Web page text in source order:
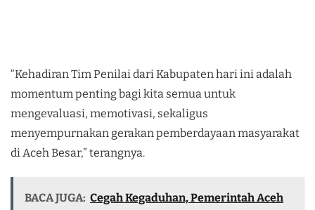
“Kehadiran Tim Penilai dari Kabupaten hari ini adalah
momentum penting bagi kita semua untuk
mengevaluasi, memotivasi, sekaligus
menyempurnakan gerakan pemberdayaan masyarakat
di Aceh Besar,” terangnya.
BACA JUGA: Cegah Kegaduhan, Pemerintah Aceh